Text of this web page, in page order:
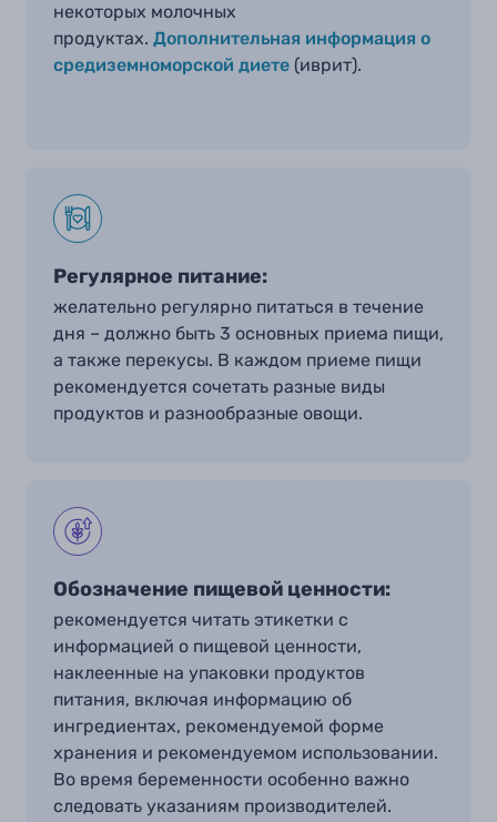
некоторых молочных
продуктах. Дополнительная информация о
средиземноморской диете (иврит).
Регулярное питание:
желательно регулярно питаться в течение
дня – должно быть 3 основных приема пищи,
а также перекусы. В каждом приеме пищи
рекомендуется сочетать разные виды
продуктов и разнообразные овощи.
Обозначение пищевой ценности:
рекомендуется читать этикетки с
информацией о пищевой ценности,
наклеенные на упаковки продуктов
питания, включая информацию об
ингредиентах, рекомендуемой форме
хранения и рекомендуемом использовании.
Во время беременности особенно важно
следовать указаниям производителей.